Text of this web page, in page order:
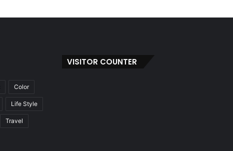
Color
Life Style
Travel
VISITOR COUNTER